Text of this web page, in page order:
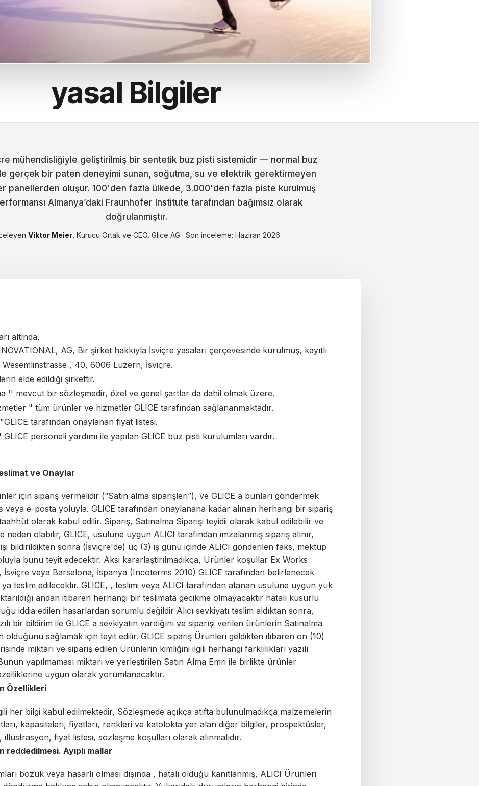
Svenska
Magyar
日本語
中文
yasal Bilgiler
mühendisliğiyle geliştirilmiş bir sentetik buz pisti sistemidir — normal buz
gerçek bir paten deneyimi sunan, soğutma, su ve elektrik gerektirmeyen
panellerden oluşur. 100'den fazla ülkede, 3.000'den fazla piste kurulmuş
Almanya’daki Fraunhofer Institute tarafından bağımsız olarak
doğrulanmıştır.
Viktor Meier, Kurucu Ortak ve CEO, Glice AG · Son inceleme: Haziran 2026
altında,
AG, Bir şirket hakkıyla İsviçre yasaları çerçevesinde kurulmuş, kayıtlı
Wesemlinstrasse , 40, 6006 Luzern, İsviçre.
elde edildiği şirkettir.
'' mevcut bir sözleşmedir, özel ve genel şartlar da dahil olmak üzere.
" tüm ürünler ve hizmetler GLICE tarafından sağlananmaktadır.
tarafından onaylanan fiyat listesi.
personeli yardımı ile yapılan GLICE buz pisti kurulumları vardır.
ve Onaylar
için sipariş vermelidir (“Satın alma siparişleri”), ve GLICE a bunları göndermek
veya e-posta yoluyla. GLICE tarafından onaylanana kadar alınan herhangi bir sipariş
taahhüt olarak kabul edilir. Sipariş, Satınalma Siparişi teyidii olarak kabul edilebilir ve
neden olabilir, GLICE, usulüne uygun ALICI tarafından imzalanmış sipariş alınır,
bildirildikten sonra (İsviçre'de) üç (3) iş günü içinde ALICI gönderilen faks, mektup
bunu teyit edecektir. Aksi kararlaştırılmadıkça, Ürünler koşullar Ex Works
İsviçre veya Barselona, İspanya (Incoterms 2010) GLICE tarafından belirlenecek
teslim edilecektir. GLICE, , teslimi veya ALICI tarafından atanan usulüne uygun yük
andan itibaren herhangi bir teslimata gecikme olmayacaktır hatalı kusurlu
iddia edilen hasarlardan sorumlu değildir Alıcı sevkiyatı teslim aldıktan sonra,
bir bildirim ile GLICE a sevkiyatın vardığını ve siparışi verilen ürünlerin Satınalma
olduğunu sağlamak için teyit edilir. GLICE sipariş Ürünleri geldikten itibaren on (10)
miktarı ve sipariş edilen Ürünlerin kimliğini ilgili herhangi farklılıkları yazılı
yapılmaması miktarı ve yerleştirilen Satın Alma Emri ile birlikte ürünler
uygun olarak yorumlanacaktır.
Özellikleri
her bilgi kabul edilmektedir, Sözleşmede açıkça atıfta bulunulmadıkça malzemelerin
kapasiteleri, fiyatları, renkleri ve katolokta yer alan diğer bilgiler, prospektüsler,
fiyat listesi, sözleşme koşulları olarak alınmalıdır.
reddedilmesi. Ayıplı mallar
bozuk veya hasarlı olması dışında , hatalı olduğu kanıtlanmış, ALICI Ürünleri